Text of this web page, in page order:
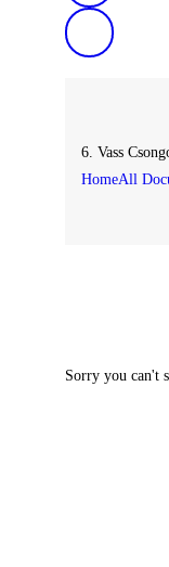
6. Vass
HomeAll
Sorry you can't